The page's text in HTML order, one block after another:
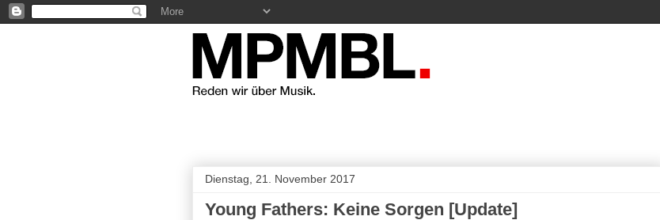
Dienstag, 21. November 2017
Young Fathers: Keine Sorgen [Update]